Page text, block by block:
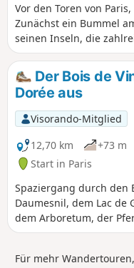
Vor den Toren von
Zunächst ein Bummel
seinen Inseln, die
Durchquerung des Bois
de la Gravelle bis zur
schließlich eine
Treidelpfad der Marne.
Der Bois de
Dorée aus
Visorando-Mitglied
12,70 km
+73 m
Start in Paris
Spaziergang durch den
Daumesnil, dem Lac de
dem Arboretum, der
der Butte aux Canons
Für mehr